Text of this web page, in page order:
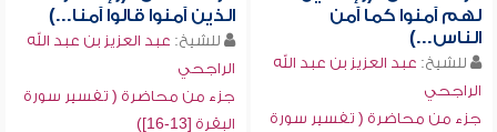
لهم آمنوا كما آمن
الناس...)
للشيخ: عبد العزيز بن عبد الله
الراجحي
جزء من محاضرة ( تفسير سورة
الذين آمنوا قالوا آمنا...)
للشيخ: عبد العزيز بن عبد الله
الراجحي
جزء من محاضرة ( تفسير سورة
البقرة [13-16])